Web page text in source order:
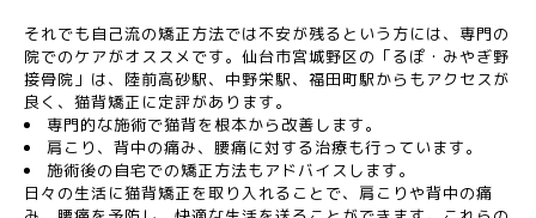
それでも自己流の矯正方法では不安が残るという方には、専門の
院でのケアがオススメです。仙台市宮城野区の「るぽ・みやぎ野
接骨院」は、陸前高砂駅、中野栄駅、福田町駅からもアクセスが
良く、猫背矯正に定評があります。
専門的な施術で猫背を根本から改善します。
肩こり、背中の痛み、腰痛に対する治療も行っています。
施術後の自宅での矯正方法もアドバイスします。
日々の生活に猫背矯正を取り入れることで、肩こりや背中の痛